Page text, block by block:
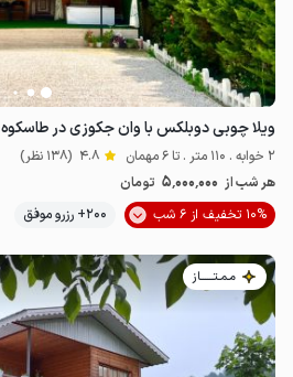
ویلا چوبی دوبلکس با وان جکوزی در طاسکوه
2 خوابه . 110 متر . تا 6 مهمان 4.8 (138 نظر)
هر شب از 5٬000٬000 تومان
10% تخفیف از 6 شب
200+ رزرو موفق
مـمـتــــــاز